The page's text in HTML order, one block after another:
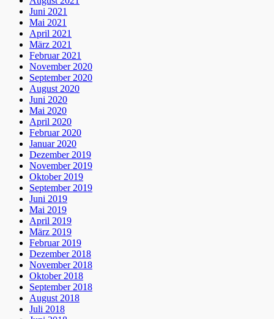
Juni 2021
Mai 2021
April 2021
März 2021
Februar 2021
November 2020
September 2020
August 2020
Juni 2020
Mai 2020
April 2020
Februar 2020
Januar 2020
Dezember 2019
November 2019
Oktober 2019
September 2019
Juni 2019
Mai 2019
April 2019
März 2019
Februar 2019
Dezember 2018
November 2018
Oktober 2018
September 2018
August 2018
Juli 2018